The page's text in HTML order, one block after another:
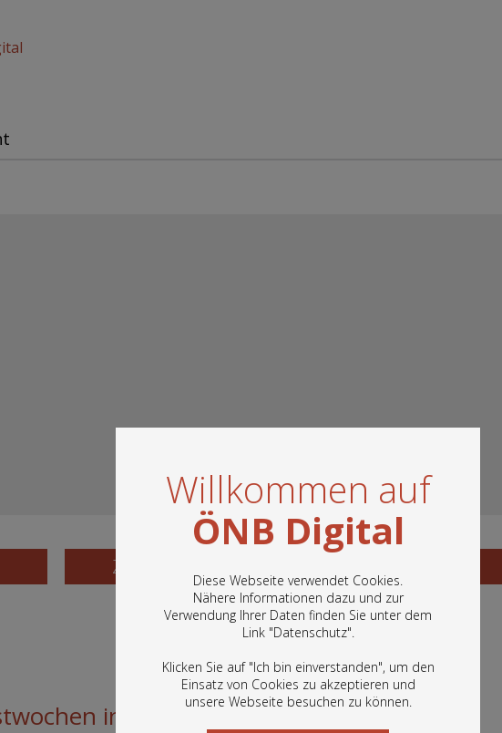
Willkommen auf
ÖNB Digital
Diese Webseite verwendet Cookies.
Nähere Informationen dazu und zur
Verwendung Ihrer Daten finden Sie unter dem
Link "Datenschutz".
Klicken Sie auf "Ich bin einverstanden", um den
Einsatz von Cookies zu akzeptieren und
unsere Webseite besuchen zu können.
In diesem Portal finden Sie die digitalen
Bestände der Österreichischen
Grafiken und vieles mehr.
Zum Katalogisat
in Wien